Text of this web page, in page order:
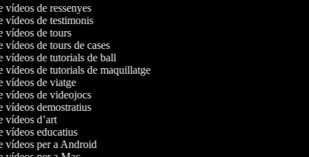
vídeos de ressenyes
vídeos de testimonis
vídeos de tours
vídeos de tours de cases
vídeos de tutorials de ball
vídeos de tutorials de maquillatge
vídeos de viatge
vídeos de videojocs
vídeos demostratius
vídeos d’art
vídeos educatius
vídeos per a Android